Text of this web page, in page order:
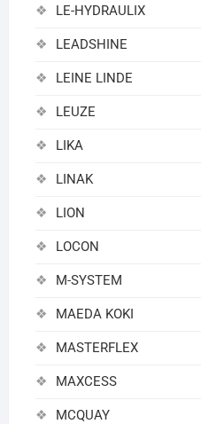
LE-HYDRAULIX
LEADSHINE
LEINE LINDE
LEUZE
LIKA
LINAK
LION
LOCON
M-SYSTEM
MAEDA KOKI
MASTERFLEX
MAXCESS
MCQUAY